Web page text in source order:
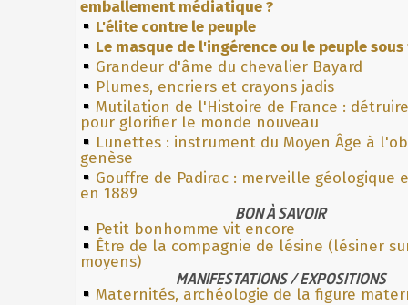
emballement médiatique ?
L'élite contre le peuple
Le masque de l'ingérence ou le peuple
Grandeur d'âme du chevalier Bayard
Plumes, encriers et crayons jadis
Mutilation de l'Histoire de France :
pour glorifier le monde nouveau
Lunettes : instrument du Moyen Âge à
genèse
Gouffre de Padirac : merveille géologique
en 1889
BON À SAVOIR
Petit bonhomme vit encore
Être de la compagnie de lésine (lésiner
moyens)
MANIFESTATIONS / EXPOSITIONS
Maternités, archéologie de la figure